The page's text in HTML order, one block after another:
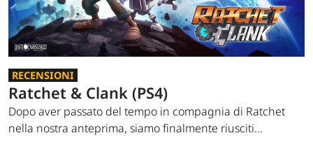
RECENSIONI
Ratchet & Clank (PS4)
Dopo aver passato del tempo in compagnia di Ratchet
nella nostra anteprima, siamo finalmente riusciti...